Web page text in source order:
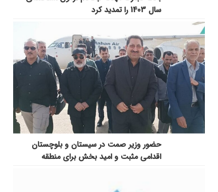
سال 1403 را تمدید کرد
حضور وزیر صمت در سیستان و بلوچستان
اقدامی مثبت و امید بخش برای منطقه